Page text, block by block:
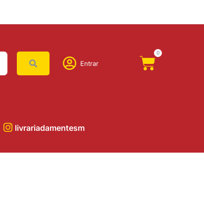
Entrar
0
livrariadamentesm